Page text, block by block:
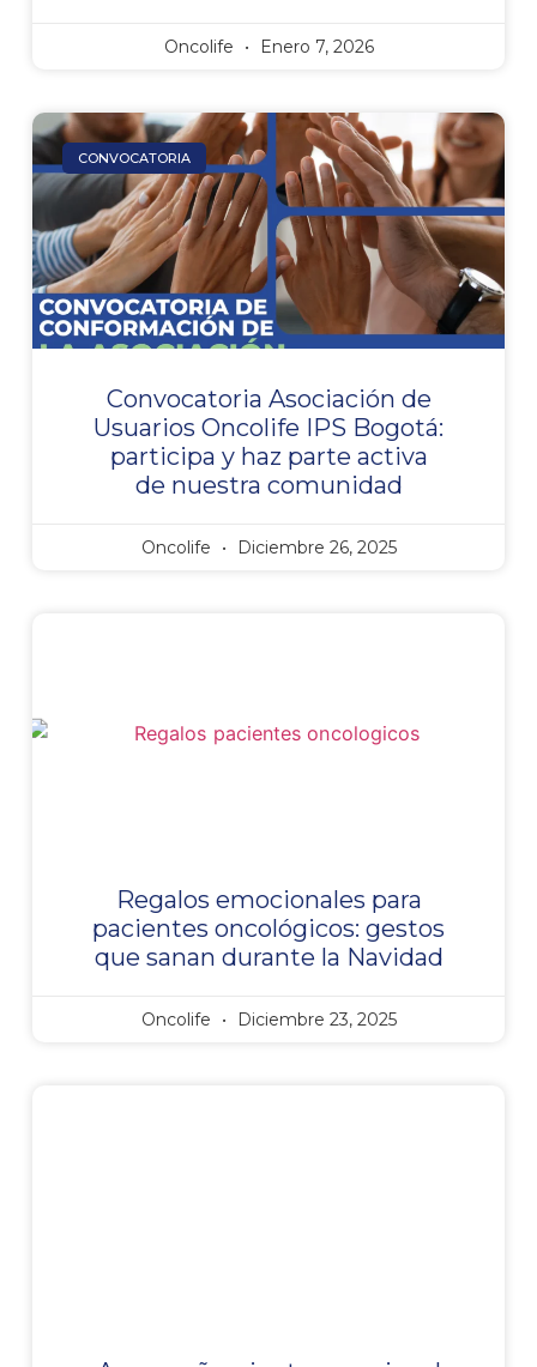
Oncolife Enero 7, 2026
CONVOCATORIA
Convocatoria Asociación de
Usuarios Oncolife IPS Bogotá:
participa y haz parte activa
de nuestra comunidad
Oncolife Diciembre 26, 2025
Regalos emocionales para
pacientes oncológicos: gestos
que sanan durante la Navidad
Oncolife Diciembre 23, 2025